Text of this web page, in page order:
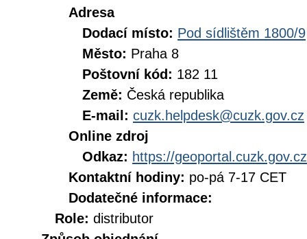
Adresa
Dodací místo: Pod sídlištěm 1800/9
Město: Praha 8
Poštovní kód: 182 11
Země: Česká republika
E-mail: cuzk.helpdesk@cuzk.gov.cz
Online zdroj
Odkaz: https://geoportal.cuzk.gov.cz
Kontaktní hodiny: po-pá 7-17 CET
Dodatečné informace:
Role: distributor